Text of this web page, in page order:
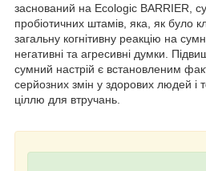
заснований на Ecologic BARRIER,
пробіотичних штамів, яка, як було
загальну когнітивну реакцію на
негативні та агресивні думки.
сумний настрій є встановленим
серйозних змін у здорових людей і
ціллю для втручань.